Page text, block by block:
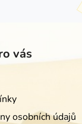
vás
osobních údajů